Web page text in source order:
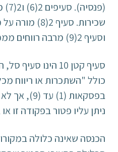
שכירות. סעיף
וסעיף 2(9) מרבה רווחים ממכירת זכויות בפטנט.
סעיף קטן 10 הינו
כולל "השתכרות או ריווח
בפסקאות (1)
ניתן עליו פטור בפקודה זו
הכנסה שאינה כלולה